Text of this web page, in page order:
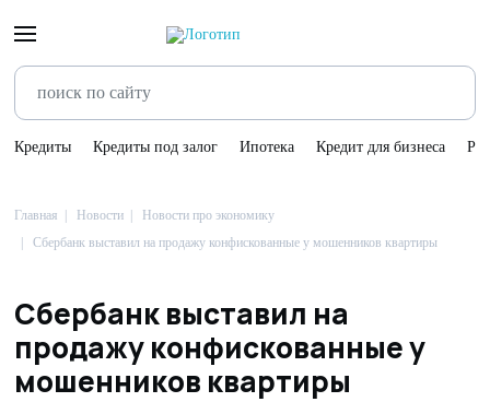
Кредиты Кредиты под залог Ипотека Кредит для бизнеса
Главная Новости
Новости про экономику
Сбербанк выставил на продажу конфискованные у мошенников квартиры
Сбербанк выставил на
продажу конфискованные у
мошенников квартиры